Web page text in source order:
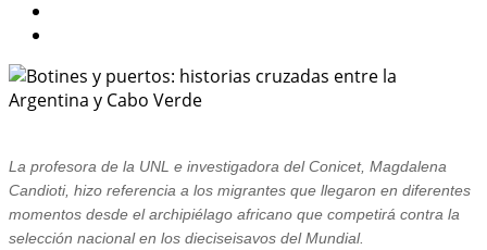
La profesora de la UNL e investigadora del Conicet, Magdalena
Candioti, hizo referencia a los migrantes que llegaron en diferentes
momentos desde el archipiélago africano que competirá contra la
selección nacional en los dieciseisavos del Mundial.